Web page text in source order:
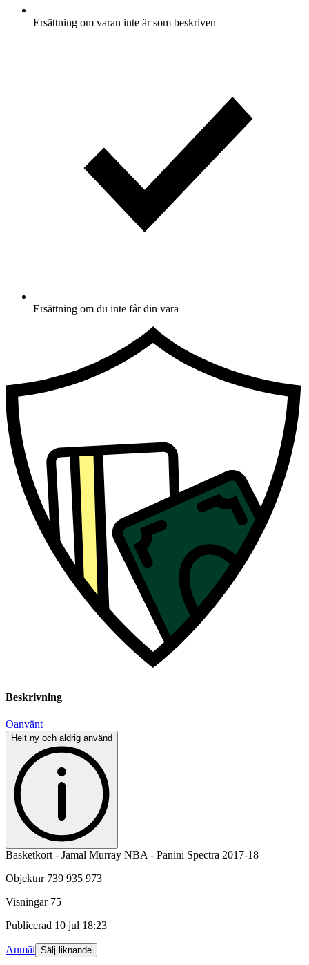
Ersättning om varan inte är som beskriven
Ersättning om du inte får din vara
Beskrivning
Oanvänt
Helt ny och aldrig använd
Basketkort - Jamal Murray NBA - Panini Spectra 2017-18
Objektnr 739 935 973
Visningar 75
Publicerad 10 jul 18:23
Anmäl Sälj liknande